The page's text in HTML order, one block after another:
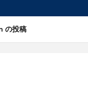
の投稿